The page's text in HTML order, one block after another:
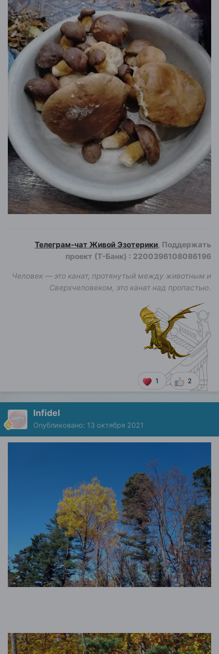
1 2
Телеграм-чат Живой Эзотерики, Поддержать
проект (Т-Банк) : 2200396108086196
Человек — это канат, протянутый между животным и
Сверхчеловеком, это канат над пропастью.
Infidel
Опубликовано: 13 октября 2021